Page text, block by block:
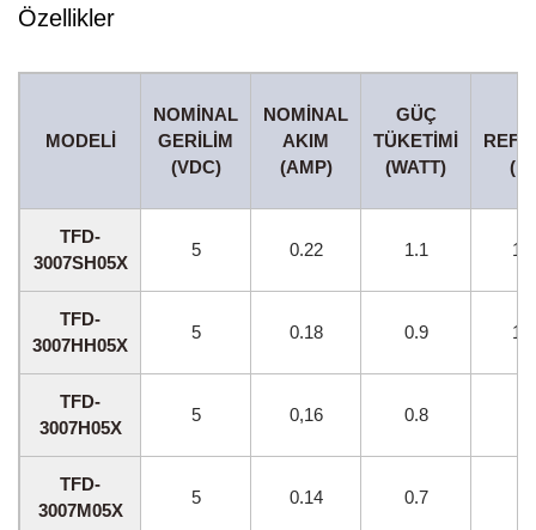
Özellikler
MODELI
NOMINAL
GERILIM
(VDC)
NOMINAL
AKIM
(AMP)
GÜÇ
TÜKETIMI
(WATT)
TFD-
3007SH05X
5 0.22 1.1
TFD-
3007HH05X
5 0.18 0.9
TFD-
3007H05X
5 0,16 0.8
TFD-
3007M05X
5 0.14 0.7